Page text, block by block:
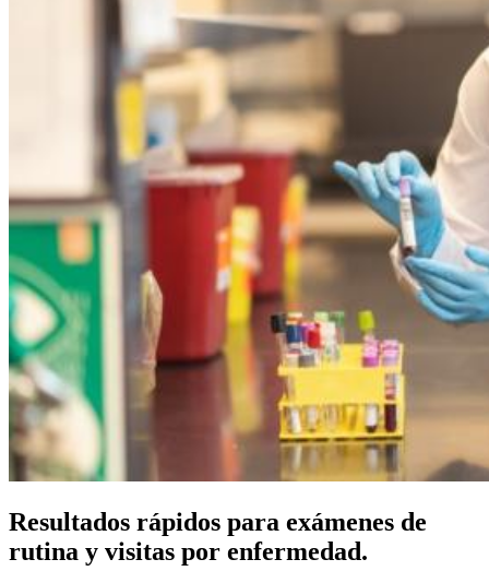
Resultados rápidos para exámenes de
rutina y visitas por enfermedad.